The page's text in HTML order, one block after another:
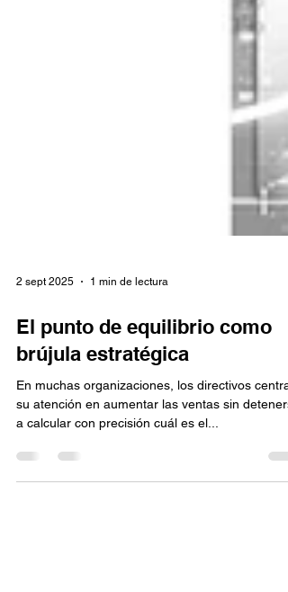
2 sept 2025 1 min de lectura
El punto de equilibrio como
brújula estratégica
En muchas organizaciones, los directivos